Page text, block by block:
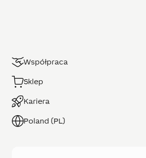
Współpraca
Sklep
Kariera
Poland (PL)